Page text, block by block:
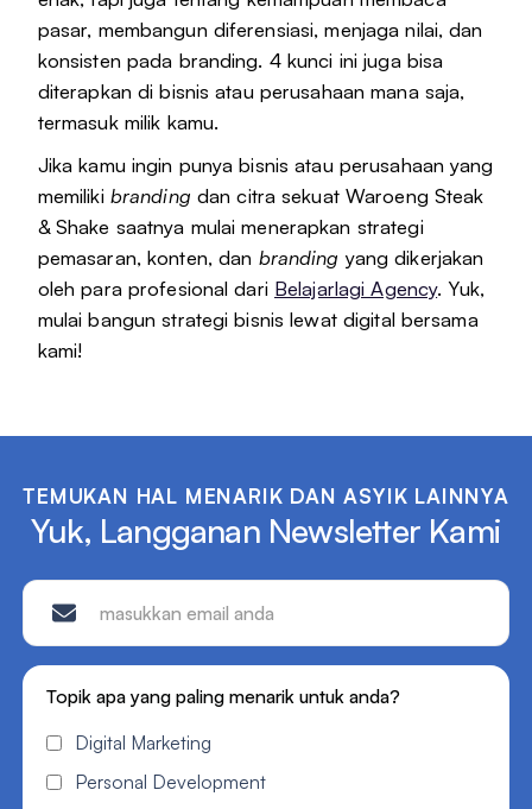
pasar, membangun diferensiasi, menjaga nilai, dan
konsisten pada branding. 4 kunci ini juga bisa
diterapkan di bisnis atau perusahaan mana saja,
termasuk milik kamu.
Jika kamu ingin punya bisnis atau perusahaan yang
memiliki branding dan citra sekuat Waroeng Steak
& Shake saatnya mulai menerapkan strategi
pemasaran, konten, dan branding yang dikerjakan
oleh para profesional dari Belajarlagi Agency. Yuk,
mulai bangun strategi bisnis lewat digital bersama
kami!
TEMUKAN HAL MENARIK DAN ASYIK LAINNYA
Yuk, Langganan Newsletter Kami
Topik apa yang paling menarik untuk anda?
Digital Marketing
Personal Development